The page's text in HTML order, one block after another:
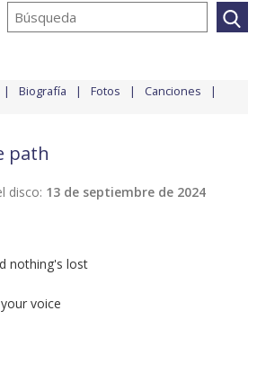
Biografía Fotos Canciones
path
disco: 13 de septiembre de 2024
nothing's lost
voice